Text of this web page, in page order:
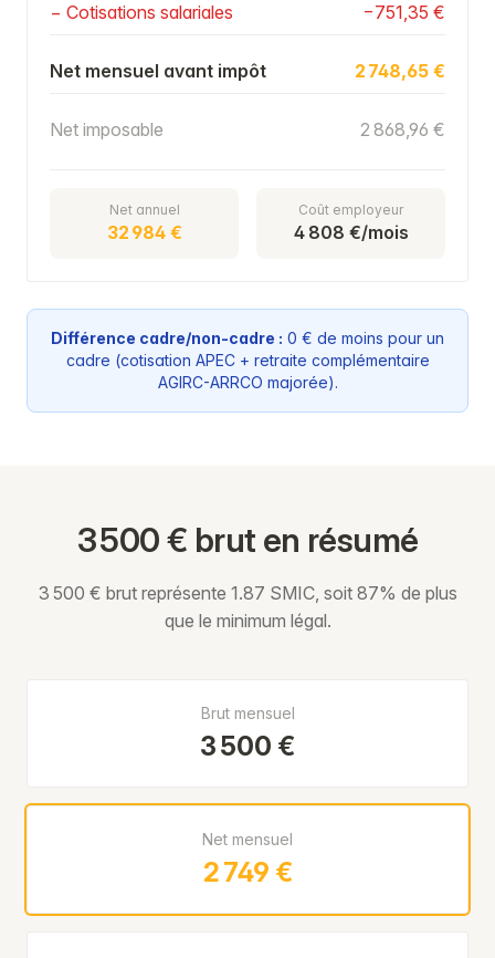
− Cotisations salariales −751,35 €
Net mensuel avant impôt 2 748,65 €
Net imposable 2 868,96 €
Net annuel
32 984 €
Coût employeur
4 808 €/mois
Différence cadre/non-cadre : 0 € de moins pour un
cadre (cotisation APEC + retraite complémentaire
AGIRC-ARRCO majorée).
3 500 € brut en résumé
3 500 € brut représente 1.87 SMIC, soit 87% de plus
que le minimum légal.
Brut mensuel
3 500 €
Net mensuel
2 749 €